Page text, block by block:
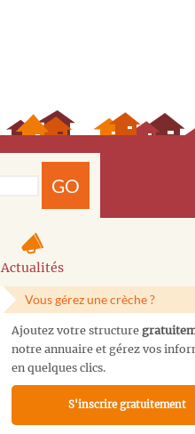
GO
Actualités
Vous gérez une crèche ?
Ajoutez votre structure
notre annuaire et gérez vos
en quelques clics.
S'inscrire gratuitement